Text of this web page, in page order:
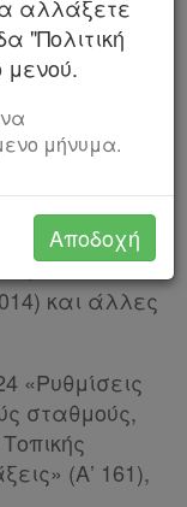
συμφωνίας
ν. 4413/2016
και
2014
και άλλες
«Ρυθμίσεις
σταθμούς,
(Α’ 161),
αλλάξετε
"Πολιτική
μενού.
μήνυμα.
Αποδοχή